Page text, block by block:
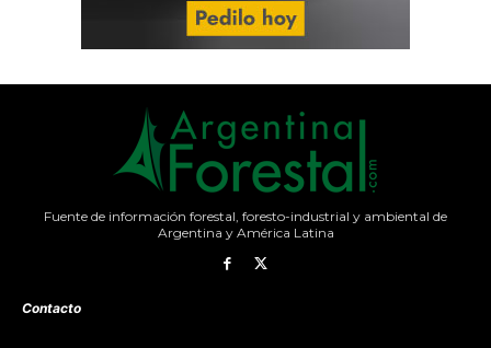
Fuente de información forestal, foresto-industrial y ambiental de
Argentina y América Latina
Contacto